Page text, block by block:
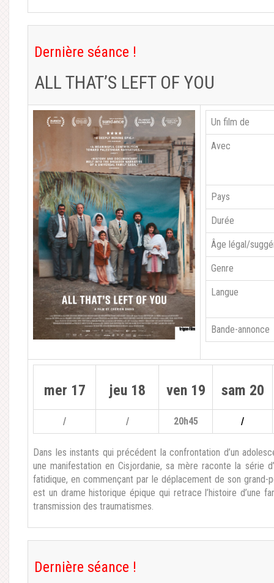
Dernière séance !
ALL THAT’S LEFT OF YOU
Un film de
Avec
Pays
Durée
Âge légal/
Genre
Langue
Bande-annonce
mer 17 jeu 18 ven 19 sam 20
/ / 20h45 /
Dans les instants qui précédent la confrontation d’un
une manifestation en Cisjordanie, sa mère raconte la série
fatidique, en commençant par le déplacement de son
est un drame historique épique qui retrace l’histoire d’une
transmission des traumatismes.
Dernière séance !